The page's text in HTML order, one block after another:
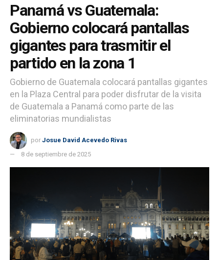
Panamá vs Guatemala:
Gobierno colocará pantallas
gigantes para trasmitir el
partido en la zona 1
Gobierno de Guatemala colocará pantallas gigantes
en la Plaza Central para poder disfrutar de la visita
de Guatemala a Panamá como parte de las
eliminatorias mundialistas
por Josue David Acevedo Rivas
8 de septiembre de 2025